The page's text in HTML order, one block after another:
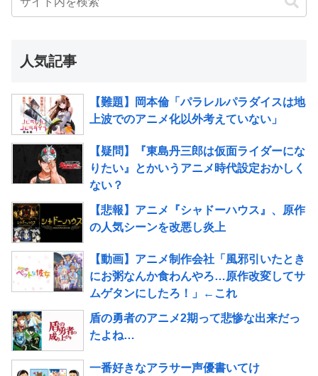
人気記事
【難題】岡本倫「パラレルパラダイスは地
上波でのアニメ化以外考えていない」
【疑問】『東島丹三郎は仮面ライダーにな
りたい』とかいうアニメ時代設定おかしく
ない？
【悲報】アニメ『シャドーハウス』、原作
の人気シーンを改悪し炎上
【動画】アニメ制作会社「風邪引いたとき
にお粥なんか食わんやろ…原作改変してサ
ムゲタンにしたろ！」←これ
盾の勇者のアニメ2期って悲惨な出来だっ
たよね…
一番好きなアラサー声優書いてけ